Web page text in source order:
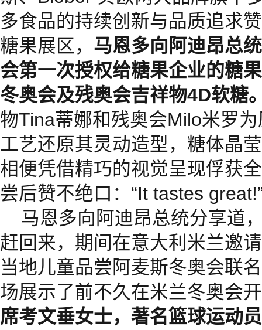
多食品的持续创新与品质追求
糖果展区， 马恩多向阿迪昂总
会第一次授权给糖果企业的
冬奥会及残奥会吉祥物4D软糖
物Tina蒂娜和残奥会Milo米罗
工艺还原其灵动造型，糖体晶
相便凭借精巧的视觉呈现俘获
尝后赞不绝口：“It tastes
马恩多向阿迪昂总统分享道
赶回来，期间在意大利米兰邀
当地儿童品尝阿麦斯冬奥会联
场展示了前不久在米兰冬奥会
席考文垂女士，著名篮球运动